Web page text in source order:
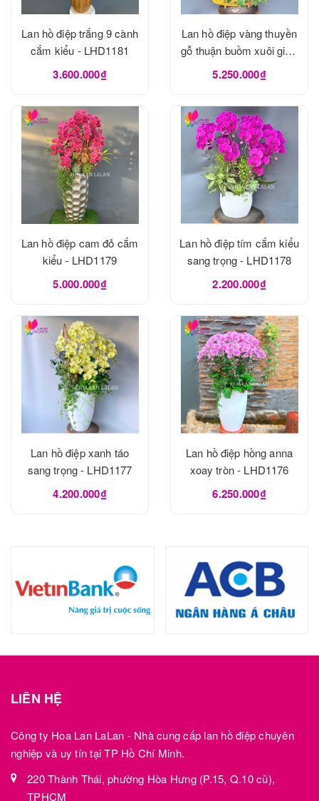
Lan hồ điệp trắng 9 cành
cắm kiểu - LHD1181
3.600.000₫
Lan hồ điệp vàng thuyền
gỗ thuận buồm xuôi gió -
LHD1180
5.250.000₫
Lan hồ điệp cam đỏ cắm
kiểu - LHD1179
5.000.000₫
Lan hồ điệp tím cắm kiểu
sang trọng - LHD1178
2.200.000₫
Lan hồ điệp xanh táo
sang trọng - LHD1177
4.200.000₫
Lan hồ điệp hồng anna
xoay tròn - LHD1176
6.250.000₫
LIÊN HỆ
Công ty Hoa Lan LaLan - Nhà cung cấp lan hồ điệp chuyên
nghiệp và uy tín tại TP Hồ Chí Minh.
220 Thành Thái, phường Hòa Hưng (P.15, Q.10 cũ),
TPHCM